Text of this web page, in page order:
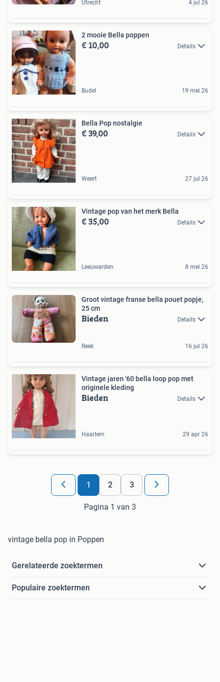
Utrecht 4 jul 26
2 mooie Bella poppen
€ 10,00 Details
Budel 19 mei 26
Bella Pop nostalgie
€ 39,00 Details
Weert 27 jul 26
Vintage pop van het merk Bella
€ 35,00 Details
Leeuwarden 8 mei 26
Groot vintage franse bella pouet popje,
25 cm
Bieden Details
Reek 16 jul 26
Vintage jaren '60 bella loop pop met
originele kleding
Bieden Details
Haarlem 29 apr 26
1 2 3
Pagina 1 van 3
vintage bella pop in Poppen
Gerelateerde zoektermen
Populaire zoektermen